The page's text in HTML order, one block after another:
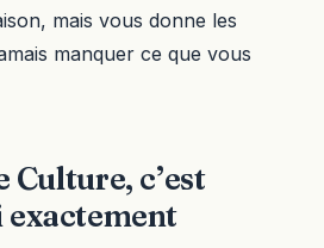
mais vous donne les
manquer ce que vous
Culture, c’est